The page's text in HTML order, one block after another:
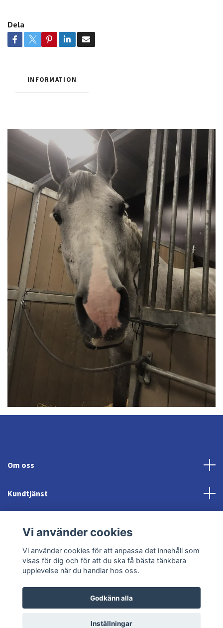
Dela
INFORMATION
Om oss
Kundtjänst
Sociala medier
© 2026 Jonröds EquishopPowered by Quickbutik
Vi använder cookies
Vi använder cookies för att anpassa det innehåll som
visas för dig och för att du ska få bästa tänkbara
upplevelse när du handlar hos oss.
Godkänn alla
Inställningar